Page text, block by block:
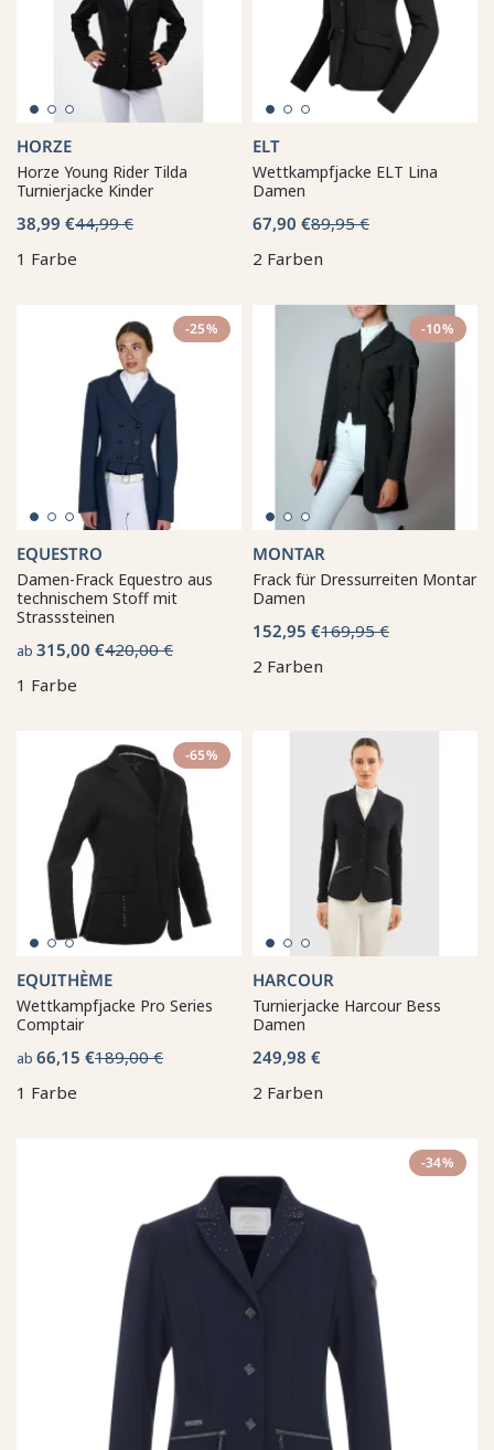
HORZE
Horze Young Rider Tilda
Turnierjacke Kinder
38,99 €44,99 €
1 Farbe
ELT
Wettkampfjacke ELT Lina
Damen
67,90 €89,95 €
2 Farben
-25%
EQUESTRO
Damen-Frack Equestro aus
technischem Stoff mit
Strasssteinen
ab 315,00 €420,00 €
1 Farbe
-10%
MONTAR
Frack für Dressurreiten Montar
Damen
152,95 €169,95 €
2 Farben
-65%
EQUITHÈME
Wettkampfjacke Pro Series
Comptair
ab 66,15 €189,00 €
1 Farbe
HARCOUR
Turnierjacke Harcour Bess
Damen
249,98 €
2 Farben
-34%